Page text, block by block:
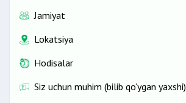
Jamiyat
Lokatsiya
Hodisalar
Siz uchun muhim (bilib qo‘ygan yaxshi)